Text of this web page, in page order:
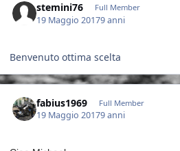
stemini76 Full Member
19 Maggio 20179 anni
Benvenuto ottima scelta
fabius1969 Full Member
19 Maggio 20179 anni